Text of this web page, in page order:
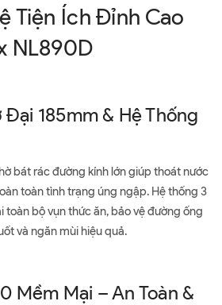
Tiện Ích Đỉnh Cao
NL890D
Đại 185mm & Hệ Thống
bát rác đường kính lớn giúp thoát nước
toàn tình trạng úng ngập. Hệ thống 3
toàn bộ vụn thức ăn, bảo vệ đường ống
và ngăn mùi hiệu quả.
Mềm Mại – An Toàn &